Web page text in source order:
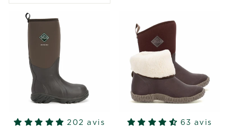
202 avis 63 avis